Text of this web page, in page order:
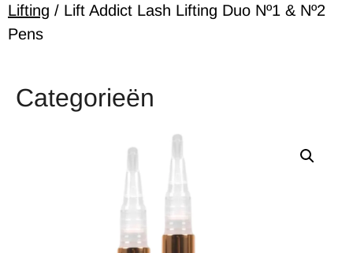
Lifting / Lift Addict Lash Lifting Duo Nº1 & Nº2
Pens
Categorieën